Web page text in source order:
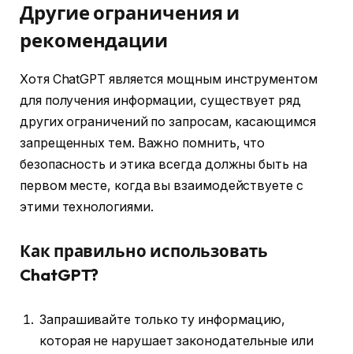
Другие ограничения и
рекомендации
Хотя ChatGPT является мощным инструментом
для получения информации, существует ряд
других ограничений по запросам, касающимся
запрещенных тем. Важно помнить, что
безопасность и этика всегда должны быть на
первом месте, когда вы взаимодействуете с
этими технологиями.
Как правильно использовать
ChatGPT?
Запрашивайте только ту информацию,
которая не нарушает законодательные или